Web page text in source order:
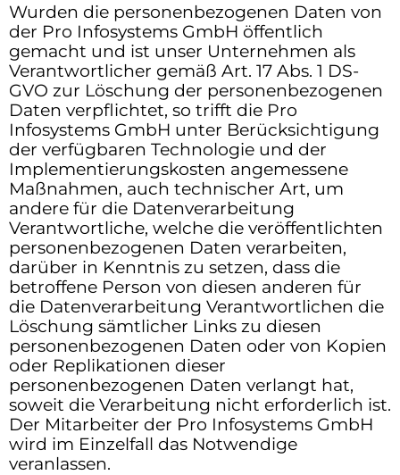
Wurden die personenbezogenen Daten von
der Pro Infosystems GmbH öffentlich
gemacht und ist unser Unternehmen als
Verantwortlicher gemäß Art. 17 Abs. 1 DS-
GVO zur Löschung der personenbezogenen
Daten verpflichtet, so trifft die Pro
Infosystems GmbH unter Berücksichtigung
der verfügbaren Technologie und der
Implementierungskosten angemessene
Maßnahmen, auch technischer Art, um
andere für die Datenverarbeitung
Verantwortliche, welche die veröffentlichten
personenbezogenen Daten verarbeiten,
darüber in Kenntnis zu setzen, dass die
betroffene Person von diesen anderen für
die Datenverarbeitung Verantwortlichen die
Löschung sämtlicher Links zu diesen
personenbezogenen Daten oder von Kopien
oder Replikationen dieser
personenbezogenen Daten verlangt hat,
soweit die Verarbeitung nicht erforderlich ist.
Der Mitarbeiter der Pro Infosystems GmbH
wird im Einzelfall das Notwendige
veranlassen.